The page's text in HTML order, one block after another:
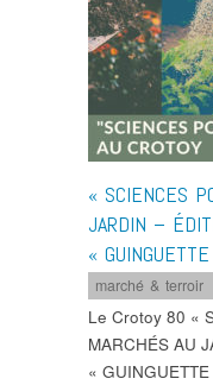
« SCIENCES
JARDIN –
«
marché & terroir
Le Crotoy 80 «
MARCHÉS AU
«